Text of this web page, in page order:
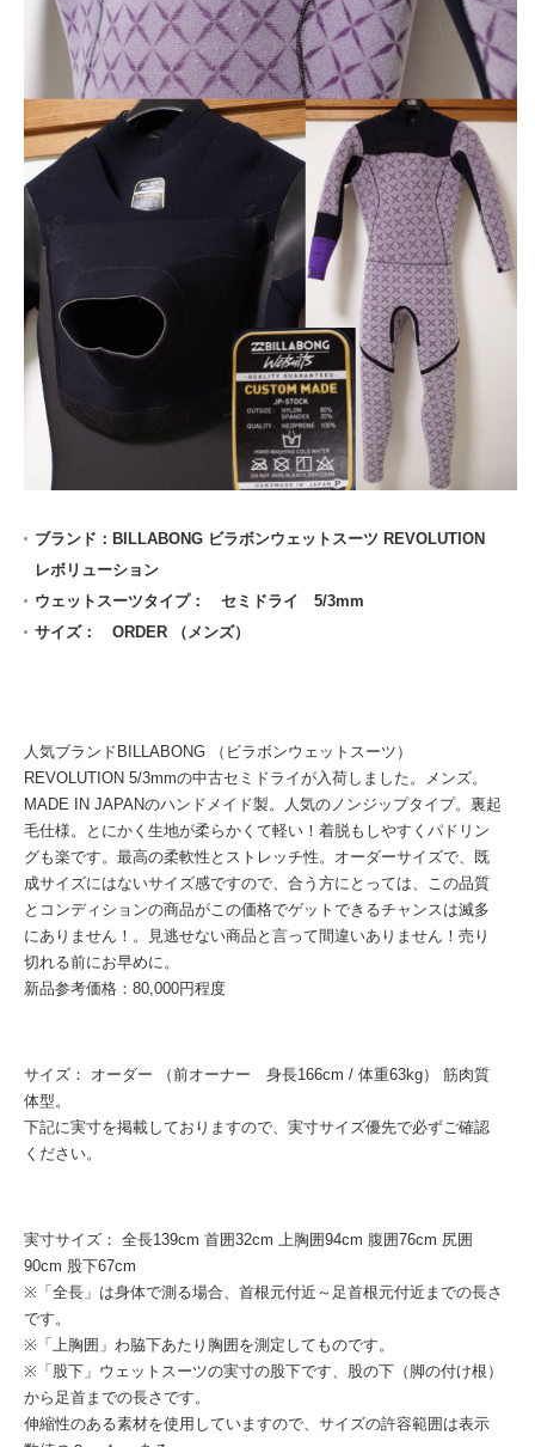
ブランド：BILLABONG ビラボンウェットスーツ REVOLUTION
レボリューション
ウェットスーツタイプ： セミドライ 5/3mm
サイズ： ORDER （メンズ）
人気ブランドBILLABONG （ビラボンウェットスーツ）
REVOLUTION 5/3mmの中古セミドライが入荷しました。メンズ。
MADE IN JAPANのハンドメイド製。人気のノンジップタイプ。裏起
毛仕様。とにかく生地が柔らかくて軽い！着脱もしやすくパドリン
グも楽です。最高の柔軟性とストレッチ性。オーダーサイズで、既
成サイズにはないサイズ感ですので、合う方にとっては、この品質
とコンディションの商品がこの価格でゲットできるチャンスは滅多
にありません！。見逃せない商品と言って間違いありません！売り
切れる前にお早めに。
新品参考価格：80,000円程度
サイズ： オーダー （前オーナー 身長166cm / 体重63kg） 筋肉質
体型。
下記に実寸を掲載しておりますので、実寸サイズ優先で必ずご確認
ください。
実寸サイズ： 全長139cm 首囲32cm 上胸囲94cm 腹囲76cm 尻囲
90cm 股下67cm
※「全長」は身体で測る場合、首根元付近～足首根元付近までの長さ
です。
※「上胸囲」わ脇下あたり胸囲を測定してものです。
※「股下」ウェットスーツの実寸の股下です、股の下（脚の付け根）
から足首までの長さです。
伸縮性のある素材を使用していますので、サイズの許容範囲は表示